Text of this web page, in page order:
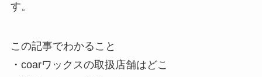
す。
この記事でわかること
・coarワックスの取扱店舗はどこ